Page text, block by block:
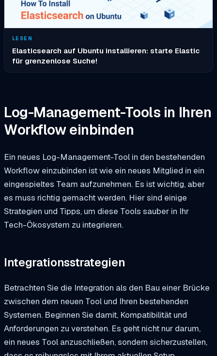
LESEN
Elasticsearch auf Ubuntu installieren: starte Elastic
für grenzenlose Suche!
Log-Management-Tools in Ihren
Workflow einbinden
Ein neues Log-Management-Tool in den bestehenden
Workflow einzubinden ist wie ein neues Mitglied in ein
eingespieltes Team aufzunehmen. Es ist wichtig, aber
es muss richtig gemacht werden. Hier sind einige
Strategien und Tipps, um diese Tools sauber in Ihr
Tech-Ökosystem zu integrieren.
Integrationsstrategien
Betrachten Sie die Integration als den Bau einer Brücke
zwischen dem neuen Tool und Ihren bestehenden
Systemen. Beginnen Sie damit, Kompatibilität und
Anforderungen zu verstehen. Es geht nicht nur darum,
ein neues Tool anzuschließen, sondern sicherzustellen,